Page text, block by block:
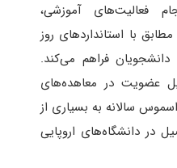
فعالیت‌های آموزشی،
با استانداردهای روز
فراهم می‌کند.
عضویت در معاهده‌های
سالانه به بسیاری از
در دانشگاه‌های اروپایی